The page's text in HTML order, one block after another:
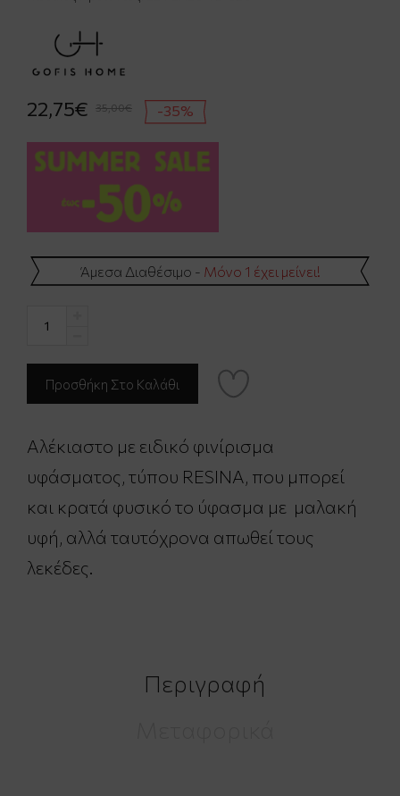
22,75€ 35,00€ -35%
Άμεσα Διαθέσιμο - Μόνο 1 έχει μείνει!
Αλέκιαστο με ειδικό φινίρισμα
υφάσματος, τύπου RESINA, που μπορεί
και κρατά φυσικό το ύφασμα με μαλακή
υφή, αλλά ταυτόχρονα απωθεί τους
λεκέδες.
Περιγραφή